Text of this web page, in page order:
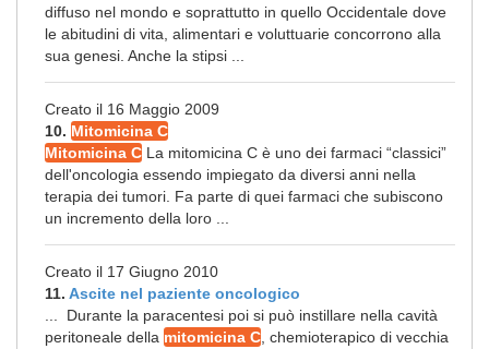
diffuso nel mondo e soprattutto in quello Occidentale dove
le abitudini di vita, alimentari e voluttuarie concorrono alla
sua genesi. Anche la stipsi ...
Creato il 16 Maggio 2009
10. Mitomicina C
Mitomicina C La mitomicina C è uno dei farmaci “classici”
dell'oncologia essendo impiegato da diversi anni nella
terapia dei tumori. Fa parte di quei farmaci che subiscono
un incremento della loro ...
Creato il 17 Giugno 2010
11. Ascite nel paziente oncologico
... Durante la paracentesi poi si può instillare nella cavità
peritoneale della mitomicina C , chemioterapico di vecchia